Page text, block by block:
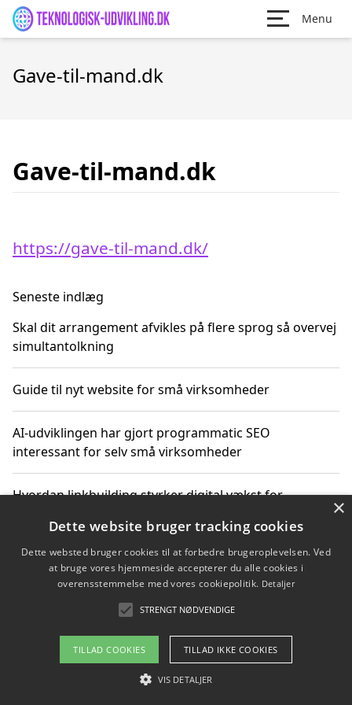
Menu
Gave-til-mand.dk
Gave-til-mand.dk
https://gave-til-mand.dk/
Seneste indlæg
Skal dit arrangement afvikles på flere sprog så overvej
simultantolkning
Guide til nyt website for små virksomheder
AI-udviklingen har gjort programmatic SEO
interessant for selv små virksomheder
Hvordan linkbuilding styrker digital vækst for
Sådan har udviklingen inden for genbrug af elektronik
ændret sig
Copyright 2026 - Pilanto Aps
Om / kontakt
×
Dette website bruger tracking cookies
Dette websted bruger cookies til at forbedre brugeroplevelsen. Ved
at bruge vores hjemmeside accepterer du alle cookies i
overensstemmelse med vores cookiepolitik. Detaljer
STRENGT NØDVENDIGE
TILLAD COOKIES TILLAD IKKE COOKIES
VIS DETALJER